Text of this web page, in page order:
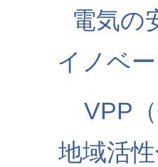
電気の
イノベ
VPP
地域活